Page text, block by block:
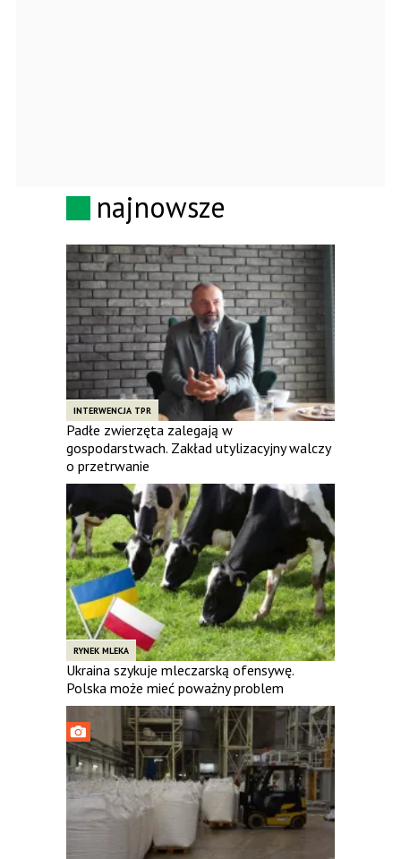
najnowsze
INTERWENCJA TPR
Padłe zwierzęta zalegają w
gospodarstwach. Zakład utylizacyjny walczy
o przetrwanie
RYNEK MLEKA
Ukraina szykuje mleczarską ofensywę.
Polska może mieć poważny problem